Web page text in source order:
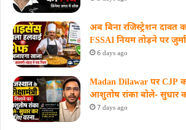
अब बिना रजिस्ट्रेशन दावत
FSSAI नियम तोड़ने पर
6 days ago
Madan Dilawar पर CJP
आशुतोष रांका बोले- सुधार
7 days ago